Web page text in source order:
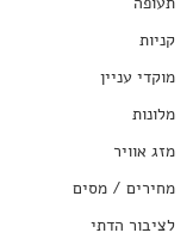
קניות
מוקדי עניין
מלונות
מזג אוויר
מחירים / מסים
לציבור הדתי